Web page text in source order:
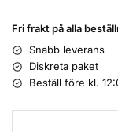
Fri frakt på alla
Snabb leverans
Diskreta paket
Beställ före kl.